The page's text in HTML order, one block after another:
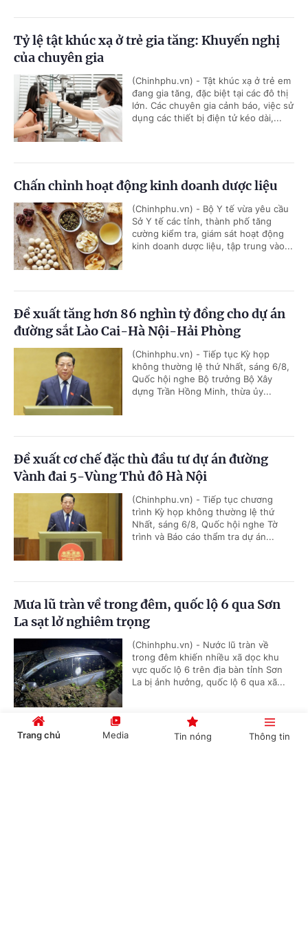
Tỷ lệ tật khúc xạ ở trẻ gia tăng: Khuyến nghị
của chuyên gia
(Chinhphu.vn) - Tật khúc xạ ở trẻ em
đang gia tăng, đặc biệt tại các đô thị
lớn. Các chuyên gia cảnh báo, việc sử
dụng các thiết bị điện tử kéo dài,...
Chấn chỉnh hoạt động kinh doanh dược liệu
(Chinhphu.vn) - Bộ Y tế vừa yêu cầu
Sở Y tế các tỉnh, thành phố tăng
cường kiểm tra, giám sát hoạt động
kinh doanh dược liệu, tập trung vào...
Đề xuất tăng hơn 86 nghìn tỷ đồng cho dự án
đường sắt Lào Cai-Hà Nội-Hải Phòng
(Chinhphu.vn) - Tiếp tục Kỳ họp
không thường lệ thứ Nhất, sáng 6/8,
Quốc hội nghe Bộ trưởng Bộ Xây
dựng Trần Hồng Minh, thừa ủy...
Đề xuất cơ chế đặc thù đầu tư dự án đường
Vành đai 5-Vùng Thủ đô Hà Nội
(Chinhphu.vn) - Tiếp tục chương
trình Kỳ họp không thường lệ thứ
Nhất, sáng 6/8, Quốc hội nghe Tờ
trình và Báo cáo thẩm tra dự án...
Mưa lũ tràn về trong đêm, quốc lộ 6 qua Sơn
La sạt lở nghiêm trọng
(Chinhphu.vn) - Nước lũ tràn về
trong đêm khiến nhiều xã dọc khu
vực quốc lộ 6 trên địa bàn tỉnh Sơn
La bị ảnh hưởng, quốc lộ 6 qua xã...
Trang chủ Media Tin nóng Thông tin